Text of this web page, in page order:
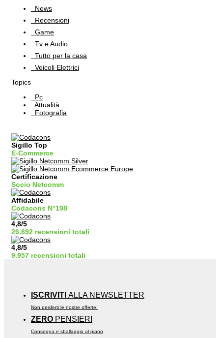
News
Recensioni
Game
Tv e Audio
Tutto per la casa
Veicoli Elettrici
Topics
Pc
Attualità
Fotografia
Sigillo Top
E-Commerce
Certificazione
Socio Netcomm
Affidabile
Codacons N°198
4,8/5
26.692 recensioni totali
4,8/5
9.957 recensioni totali
ISCRIVITI ALLA NEWSLETTER
Non perderti le nostre offerte!
ZERO PENSIERI
Consegna e sballaggio al piano